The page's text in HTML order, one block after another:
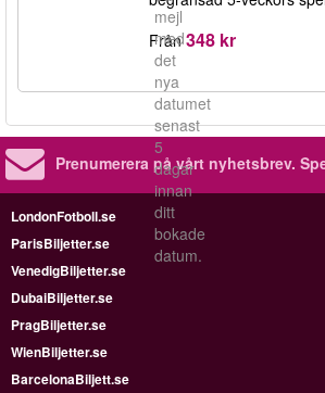
mejl
med
det
nya
datumet
senast
5
dagar
innan
ditt
bokade
datum.
Från 348 kr
Prenumerera på vårt nyhetsbrev.
LondonFotboll.se
ParisBiljetter.se
VenedigBiljetter.se
DubaiBiljetter.se
PragBiljetter.se
WienBiljetter.se
BarcelonaBiljett.se